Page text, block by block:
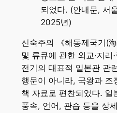
되었다. (안내문, 서
2025년)
신숙주의 《해동제국기(
및 류큐에 관한 외교·지리
전기의 대표적 일본관 관
행문이 아니라, 국왕과 조
책 자료로 편찬되었다. 일
풍속, 언어, 관습 등을 상